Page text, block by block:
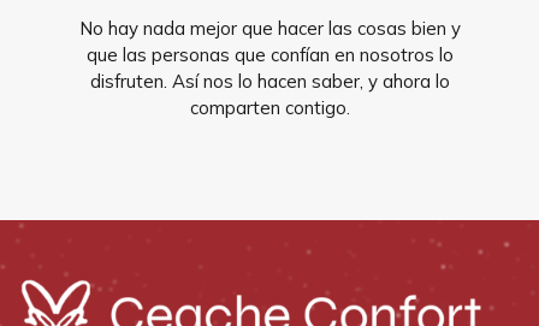
No hay nada mejor que hacer las cosas bien y
que las personas que confían en nosotros lo
disfruten. Así nos lo hacen saber, y ahora lo
comparten contigo.